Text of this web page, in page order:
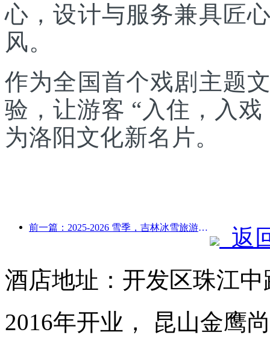
心，设计与服务兼具匠
风。
作为全国首个戏剧主题
验，让游客 “入住，入
为洛阳文化新名片。
前一篇：2025-2026 雪季，吉林冰雪旅游接待游客同比增长16.1%
返
酒店地址：开发区珠江
2016年开业， 昆山金